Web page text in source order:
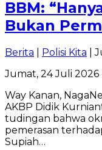
BBM:
Bukan
Berita Polisi Kita |
Jumat, 24 Juli 2026
Way Kanan,
AKBP Didik
tudingan bahwa
pemerasan
Supiah…